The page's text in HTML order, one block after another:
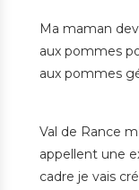
Ma maman
aux pommes
aux pommes
Val de Rance
appellent une
cadre je vais